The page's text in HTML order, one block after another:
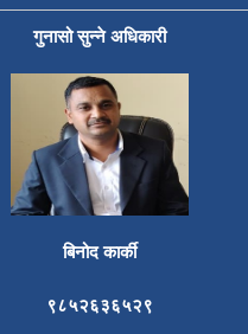
गुनासो सुन्ने अधिकारी
बिनोद कार्की
९८५२६३६५२९